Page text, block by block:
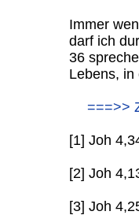
Immer
darf ich
36
Lebens, in
===>>
[1] Joh
[2] Joh
[3] Joh